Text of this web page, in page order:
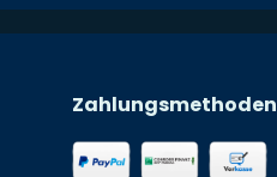
Zahlungsmethoden